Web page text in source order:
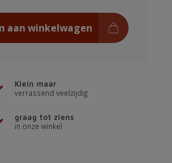
aan winkelwagen
Klein maar
verrassend veelzijdig
graag tot ziens
in onze winkel